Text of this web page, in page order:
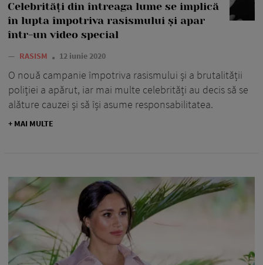
Celebrități din întreaga lume se implică
în lupta împotriva rasismului și apar
într-un video special
— RASISM 12 iunie 2020
O nouă campanie împotriva rasismului și a brutalității
poliției a apărut, iar mai multe celebrități au decis să se
alăture cauzei și să își asume responsabilitatea.
+ MAI MULTE